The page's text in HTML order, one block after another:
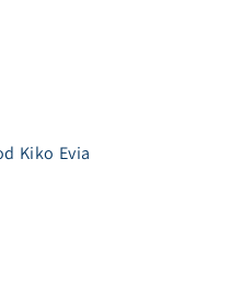
Kiko Evia